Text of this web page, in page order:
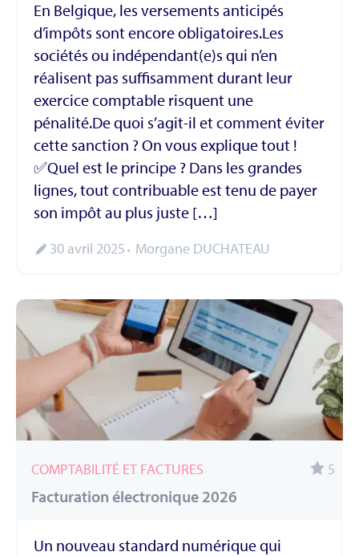
En Belgique, les versements anticipés
d’impôts sont encore obligatoires.Les
sociétés ou indépendant(e)s qui n’en
réalisent pas suffisamment durant leur
exercice comptable risquent une
pénalité.De quoi s’agit-il et comment éviter
cette sanction ? On vous explique tout !
✅Quel est le principe ? Dans les grandes
lignes, tout contribuable est tenu de payer
son impôt au plus juste […]
30 avril 2025 Morgane DUCHATEAU
COMPTABILITÉ ET FACTURES 5
Facturation électronique 2026
Un nouveau standard numérique qui